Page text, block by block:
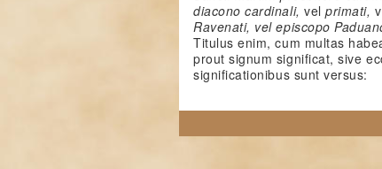
diacono cardinali,velprimati,
Ravenati, vel episcopo
Titulus enim, cum multas
prout signum significat, sive
significationibus sunt versus: